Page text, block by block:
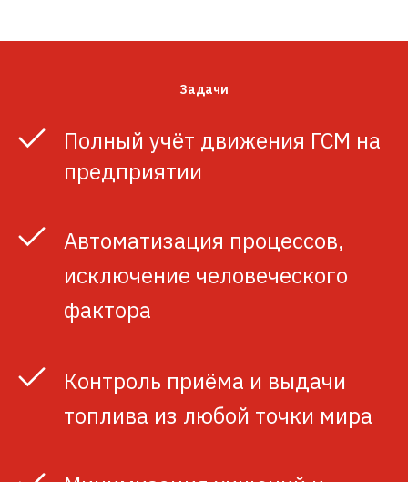
Задачи
Полный учёт движения ГСМ на
предприятии
Автоматизация процессов,
исключение человеческого
фактора
Контроль приёма и выдачи
топлива из любой точки мира